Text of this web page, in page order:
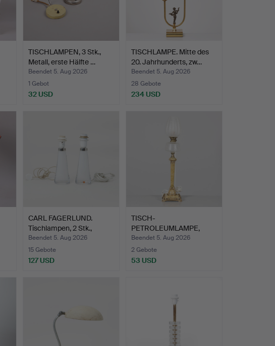
TISCHLAMPEN, 3 Stk.,
Metall, erste Hälfte …
Beendet 5. Aug 2026
1 Gebot
32 USD
TISCHLAMPE. Mitte des
20. Jahrhunderts, zw…
Beendet 5. Aug 2026
28 Gebote
234 USD
CARL FAGERLUND.
Tischlampen, 2 Stk.,
Orref…
Beendet 5. Aug 2026
15 Gebote
127 USD
TISCH-
PETROLEUMLAMPE,
elektrifiziert, erst…
Beendet 5. Aug 2026
2 Gebote
53 USD